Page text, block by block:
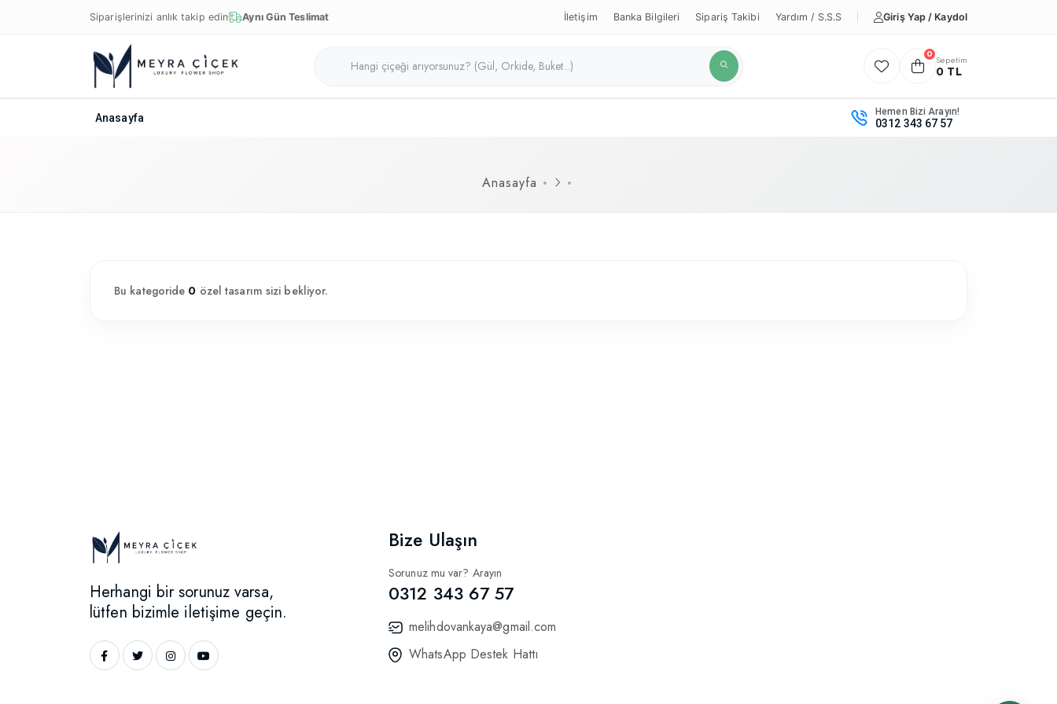
Siparişlerinizi anlık takip edin Aynı Gün Teslimat İletişim Banka Bilgileri Sipariş Takibi Yardım / S.S.S Giriş Yap / Kaydol
0 Sepetim
0 TL
Anasayfa Hemen Bizi Arayın!
0312 343 67 57
Anasayfa
Bu kategoride 0 özel tasarım sizi bekliyor.
Herhangi bir sorunuz varsa,
lütfen bizimle iletişime geçin.
Bize Ulaşın
Sorunuz mu var? Arayın
0312 343 67 57
melihdovankaya@gmail.com
WhatsApp Destek Hattı